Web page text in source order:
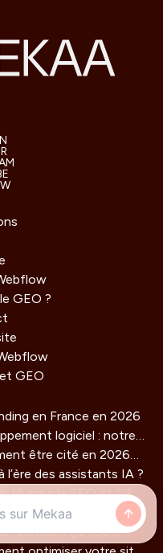
GEO ?
GEO
en France en 2026
logiciel : notre
être cité en 2026
des assistants IA ?
IA pour le SEO et GEO
ready en 2026 (guide
: combien ça coûte